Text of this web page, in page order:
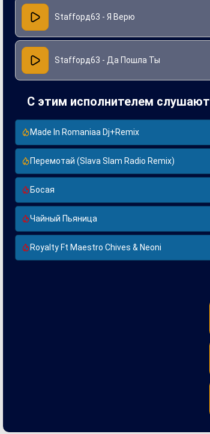
Staffорд63 - Я Верю
Staffорд63 - Да Пошла Ты
С этим исполнителем слушают
Made In Romaniaa Dj+Remix
Перемотай (Slava Slam Radio Remix)
Босая
Чайный Пьяница
Royalty Ft Maestro Chives & Neoni